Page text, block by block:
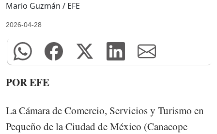
Mario Guzmán / EFE
2026-04-28
POR EFE
La Cámara de Comercio, Servicios y Turismo en
Pequeño de la Ciudad de México (Canacope